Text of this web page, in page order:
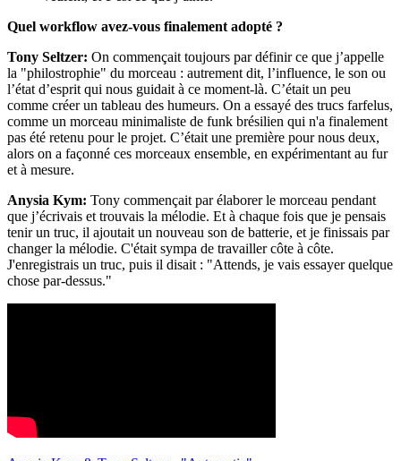
Quel workflow avez-vous finalement adopté ?
Tony Seltzer: On commençait toujours par définir ce que j’appelle
la "philostrophie" du morceau : autrement dit, l’influence, le son ou
l’état d’esprit qui nous guidait à ce moment-là. C’était un peu
comme créer un tableau des humeurs. On a essayé des trucs farfelus,
comme un morceau minimaliste de funk brésilien qui n'a finalement
pas été retenu pour le projet. C’était une première pour nous deux,
alors on a façonné ces morceaux ensemble, en expérimentant au fur
et à mesure.
Anysia Kym: Tony commençait par élaborer le morceau pendant
que j’écrivais et trouvais la mélodie. Et à chaque fois que je pensais
tenir un truc, il ajoutait un nouveau son de batterie, et je finissais par
changer la mélodie. C'était sympa de travailler côte à côte.
J'enregistrais un truc, puis il disait : "Attends, je vais essayer quelque
chose par-dessus."